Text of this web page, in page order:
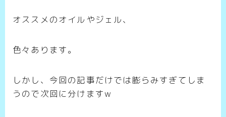
オススメのオイルやジェル、
色々あります。
しかし、今回の記事だけでは膨らみすぎてしま
うので次回に分けますw